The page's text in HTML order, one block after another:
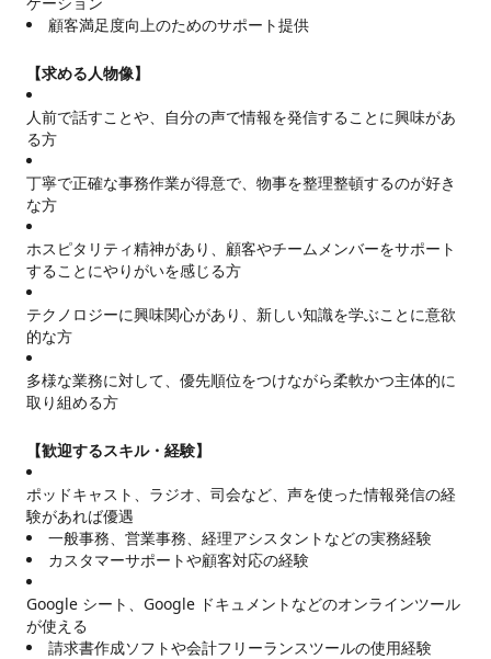
顧客満足度向上のためのサポート提供
【求める人物像】
人前で話すことや、自分の声で情報を発信することに興味があ
る方
丁寧で正確な事務作業が得意で、物事を整理整頓するのが好き
な方
ホスピタリティ精神があり、顧客やチームメンバーをサポート
することにやりがいを感じる方
テクノロジーに興味関心があり、新しい知識を学ぶことに意欲
的な方
多様な業務に対して、優先順位をつけながら柔軟かつ主体的に
取り組める方
【歓迎するスキル・経験】
ポッドキャスト、ラジオ、司会など、声を使った情報発信の経
験があれば優遇
一般事務、営業事務、経理アシスタントなどの実務経験
カスタマーサポートや顧客対応の経験
Google シート、Google ドキュメントなどのオンラインツール
が使える
請求書作成ソフトや会計フリーランスツールの使用経験